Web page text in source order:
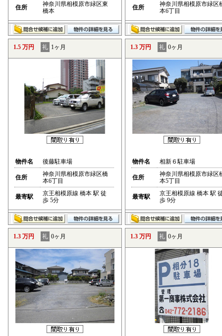
住所
神奈川県相模原市緑区東
橋本
住所
神奈川県相模原市緑区
本6丁目
1.5 万円 礼 1ヶ月
物件名 後藤駐車場
住所
神奈川県相模原市緑区橋
本6丁目
最寄駅
京王相模原線 橋本 駅 徒
歩 5分
1.3 万円 礼 0ヶ月
物件名 相新６駐車場
住所
神奈川県相模原市緑区
本5丁目
最寄駅
京王相模原線 橋本 駅
歩 9分
1.3 万円 礼 0ヶ月 1.3 万円 礼 0ヶ月